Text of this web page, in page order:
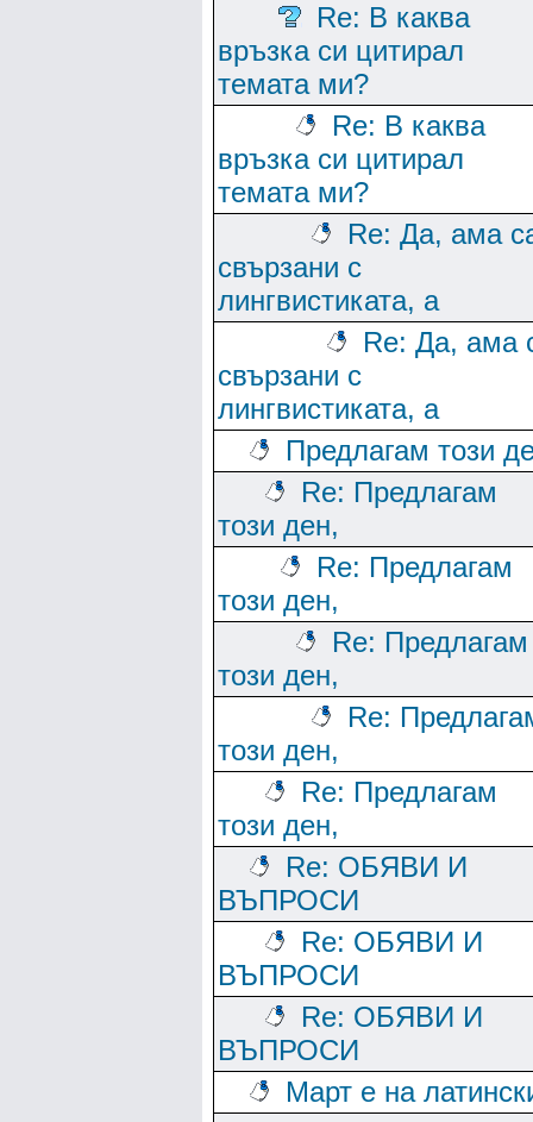
Re: В каква
връзка си цитирал
темата ми?
Re: В каква
връзка си цитирал
темата ми?
Re: Да, ама
свързани с
лингвистиката, а
Re: Да, ама
свързани с
лингвистиката, а
Предлагам този
Re: Предлагам
този ден,
Re: Предлагам
този ден,
Re: Предлагам
този ден,
Re:
този ден,
Re: Предлагам
този ден,
Re: ОБЯВИ И
ВЪПРОСИ
Re: ОБЯВИ И
ВЪПРОСИ
Re: ОБЯВИ И
ВЪПРОСИ
Март е на